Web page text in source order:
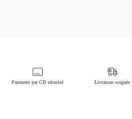
Paiement par CB sécurisé Livraison soignée